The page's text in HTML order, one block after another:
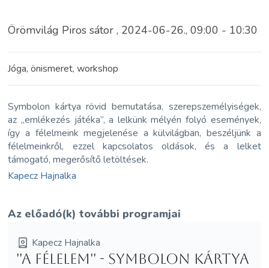
Örömvilág Piros sátor , 2024-06-26., 09:00 - 10:30
Jóga, önismeret, workshop
Symbolon kártya rövid bemutatása, szerepszemélyiségek,
az „emlékezés játéka”, a lelkünk mélyén folyó események,
így a félelmeink megjelenése a külvilágban, beszéljünk a
félelmeinkről, ezzel kapcsolatos oldások, és a lelket
támogató, megerősítő letöltések.
Kapecz Hajnalka
Az előadó(k) további programjai
Kapecz Hajnalka
''A Félelem'' - Symbolon kártya